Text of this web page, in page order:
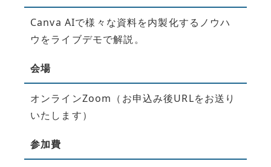
Canva AIで様々な資料を内製化するノウハ
ウをライブデモで解説。
会場
オンラインZoom（お申込み後URLをお送り
いたします）​
参加費